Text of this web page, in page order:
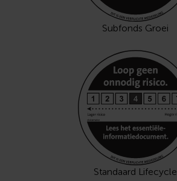
Subfonds Groei
Standaard Lifecycle